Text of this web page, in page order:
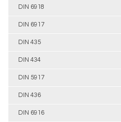
DIN 6918
DIN 6917
DIN 435
DIN 434
DIN 5917
DIN 436
DIN 6916